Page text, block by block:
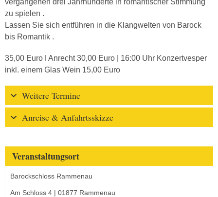
vergangenen drei Jahrhunderte in romantischer Stimmung
zu spielen .
Lassen Sie sich entführen in die Klangwelten von Barock
bis Romantik .
35,00 Euro ǀ Anrecht 30,00 Euro | 16:00 Uhr Konzertvesper
inkl. einem Glas Wein 15,00 Euro
Weitere Termine
Anreise & Anfahrtsskizze
Veranstaltungsort
Barockschloss Rammenau
Am Schloss 4 | 01877 Rammenau